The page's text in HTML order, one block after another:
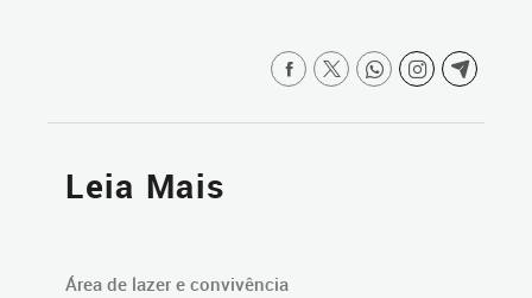
Leia Mais
Área de lazer e convivência